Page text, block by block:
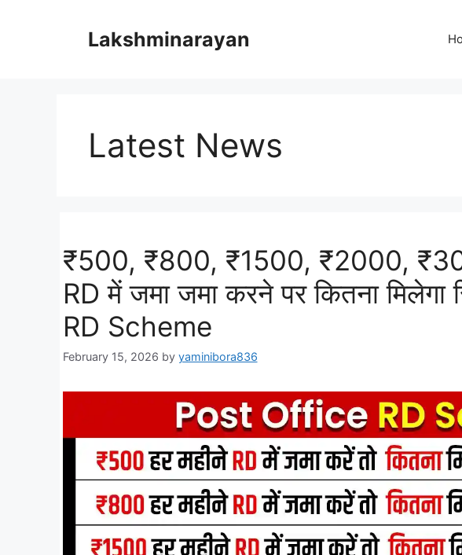
Lakshminarayan
Latest News
₹500, ₹800, ₹1500, ₹2000,
RD में जमा जमा करने पर कितना
RD Scheme
February 15, 2026 by yaminibora836